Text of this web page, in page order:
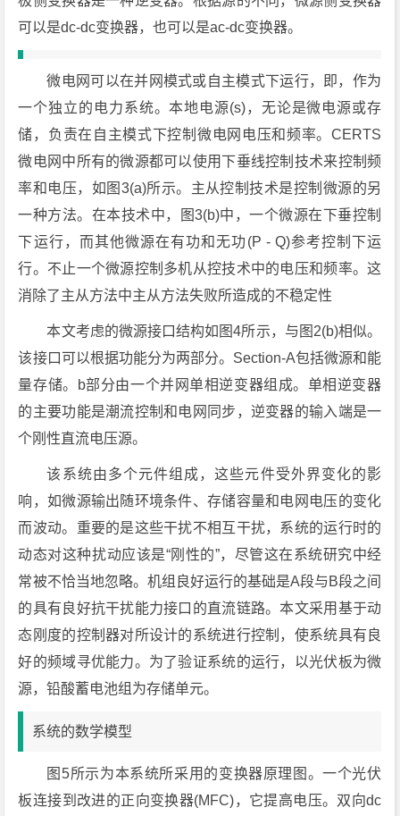
可以是dc-dc变换器，也可以是ac-dc变换器。
微电网可以在并网模式或自主模式下运行，即，作为
一个独立的电力系统。本地电源(s)，无论是微电源或存
储，负责在自主模式下控制微电网电压和频率。CERTS
微电网中所有的微源都可以使用下垂线控制技术来控制频
率和电压，如图3(a)所示。主从控制技术是控制微源的另
一种方法。在本技术中，图3(b)中，一个微源在下垂控制
下运行，而其他微源在有功和无功(P - Q)参考控制下运
行。不止一个微源控制多机从控技术中的电压和频率。这
消除了主从方法中主从方法失败所造成的不稳定性
本文考虑的微源接口结构如图4所示，与图2(b)相似。
该接口可以根据功能分为两部分。Section-A包括微源和能
量存储。b部分由一个并网单相逆变器组成。单相逆变器
的主要功能是潮流控制和电网同步，逆变器的输入端是一
个刚性直流电压源。
该系统由多个元件组成，这些元件受外界变化的影
响，如微源输出随环境条件、存储容量和电网电压的变化
而波动。重要的是这些干扰不相互干扰，系统的运行时的
动态对这种扰动应该是“刚性的”，尽管这在系统研究中经
常被不恰当地忽略。机组良好运行的基础是A段与B段之间
的具有良好抗干扰能力接口的直流链路。本文采用基于动
态刚度的控制器对所设计的系统进行控制，使系统具有良
好的频域寻优能力。为了验证系统的运行，以光伏板为微
源，铅酸蓄电池组为存储单元。
系统的数学模型
图5所示为本系统所采用的变换器原理图。一个光伏
板连接到改进的正向变换器(MFC)，它提高电压。双向dc